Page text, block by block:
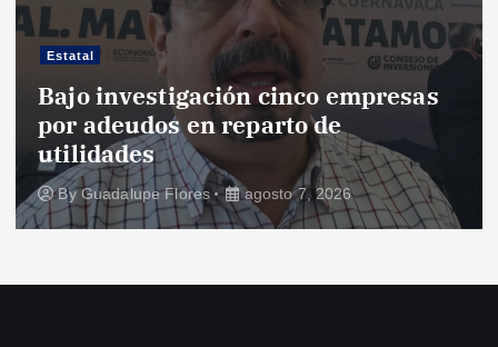
Estatal
Bajo investigación cinco empresas
por adeudos en reparto de
utilidades
ByGuadalupe Flores agosto 7, 2026